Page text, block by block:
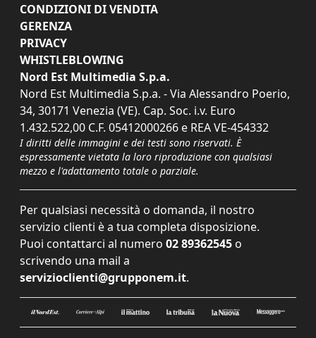
CONDIZIONI DI VENDITA
GERENZA
PRIVACY
WHISTLEBLOWING
Nord Est Multimedia S.p.a.
Nord Est Multimedia S.p.a. - Via Alessandro Poerio,
34, 30171 Venezia (VE). Cap. Soc. i.v. Euro
1.432.522,00 C.F. 05412000266 e REA VE-454332
I diritti delle immagini e dei testi sono riservati. È
espressamente vietata la loro riproduzione con qualsiasi
mezzo e l'adattamento totale o parziale.
Per qualsiasi necessità o domanda, il nostro
servizio clienti è a tua completa disposizione.
Puoi contattarci al numero 02 89362545 o
scrivendo una mail a
servizioclienti@grupponem.it.